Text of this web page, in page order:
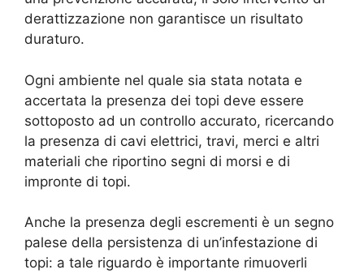
derattizzazione non garantisce un risultato
duraturo.
Ogni ambiente nel quale sia stata notata e
accertata la presenza dei topi deve essere
sottoposto ad un controllo accurato, ricercando
la presenza di cavi elettrici, travi, merci e altri
materiali che riportino segni di morsi e di
impronte di topi.
Anche la presenza degli escrementi è un segno
palese della persistenza di un’infestazione di
topi: a tale riguardo è importante rimuoverli